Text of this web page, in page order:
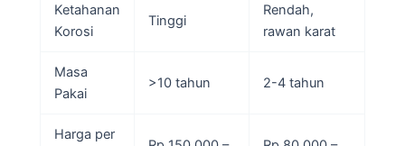
Ketahanan
Korosi
Tinggi
Rendah,
rawan karat
Masa
Pakai
>10 tahun 2-4 tahun
Harga per